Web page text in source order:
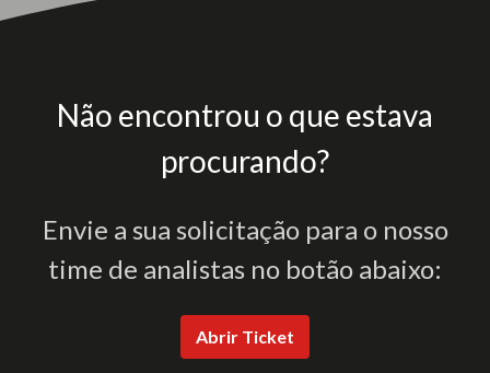
Não encontrou o que estava
procurando?
Envie a sua solicitação para o nosso
time de analistas no botão abaixo:
Abrir Ticket